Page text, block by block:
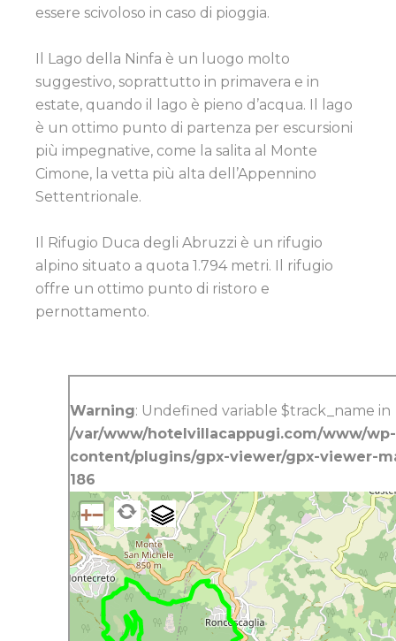
essere scivoloso in caso di pioggia.
Il Lago della Ninfa è un luogo molto
suggestivo, soprattutto in primavera e in
estate, quando il lago è pieno d’acqua. Il lago
è un ottimo punto di partenza per escursioni
più impegnative, come la salita al Monte
Cimone, la vetta più alta dell’Appennino
Settentrionale.
Il Rifugio Duca degli Abruzzi è un rifugio
alpino situato a quota 1.794 metri. Il rifugio
offre un ottimo punto di ristoro e
pernottamento.
Warning: Undefined variable $track_name in
/var/www/hotelvillacappugi.com/www/wp-
content/plugins/gpx-viewer/gpx-viewer-
186
+−